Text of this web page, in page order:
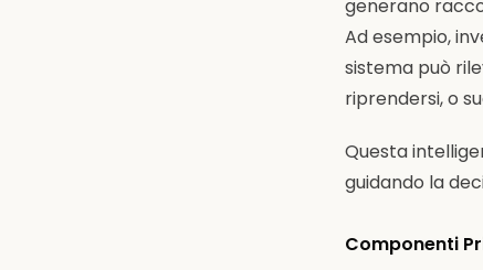
generano
Ad esempio,
sistema può
riprendersi, o
Questa
guidando la
Componenti